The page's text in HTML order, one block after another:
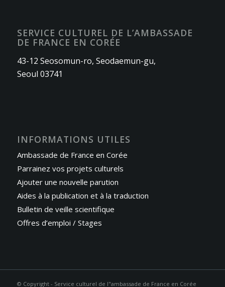
SERVICE CULTUREL DE L’AMBASSADE
DE FRANCE EN CORÉE
43-12 Seosomun-ro, Seodaemun-gu,
Seoul 03741
INFORMATIONS UTILES
Ambassade de France en Corée
Parrainez vos projets culturels
Ajouter une nouvelle parution
Aides à la publication et à la traduction
Bulletin de veille scientifique
Offres d’emploi / Stages
© Copyright - Service culturel de l"ambassade de France en Corée